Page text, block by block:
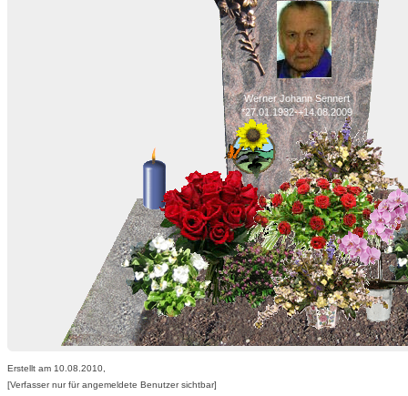
Werner Johann Sennert
*27.01.1932-+14.08.2009
Erstellt am 10.08.2010,
[Verfasser nur für angemeldete Benutzer sichtbar]